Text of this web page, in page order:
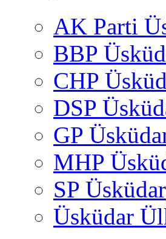
AK Parti
BBP
CHP
DSP
GP
MHP
SP Üsküdar
Üsküdar